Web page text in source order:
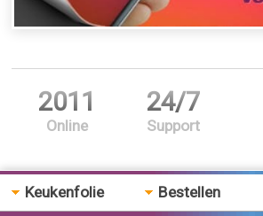
2011
Online
24/7
Support
Keukenfolie Bestellen